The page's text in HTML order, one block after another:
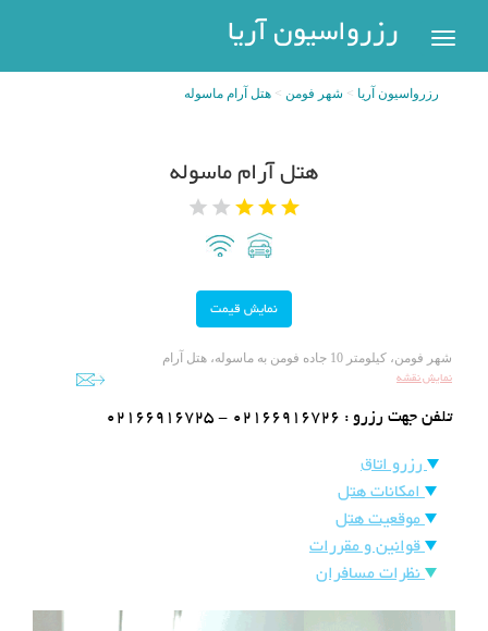
رزرواسیون آریارزرواسیون
اریا
پیگیری
رزرو
عضویت
مشهد
هتل
های
کیش
اصفهان
هتل
رزرواسیون آریا شهر فومن هتل آرام ماسوله
هتل آرام ماسوله
شهر فومن، کیلومتر 10 جاده فومن به ماسوله، هتل آرام
نمایش نقشه
تلفن جهت رزرو : 02166916725 - 02166916726
رزرو اتاق
امکانات هتل
موقعیت هتل
قوانین و مقررات
نظرات مسافران